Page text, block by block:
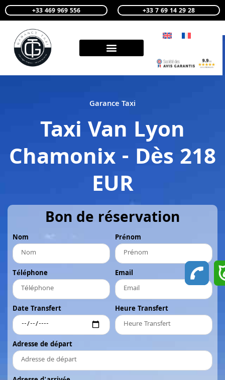
+33 469 969 556 +33 7 69 14 29 28
Garance Taxi
Taxi Van Lyon
Chamonix - Dès 218
EUR
Bon de réservation
Nom Prénom
Téléphone Email
Date Transfert Heure Transfert
Adresse de départ